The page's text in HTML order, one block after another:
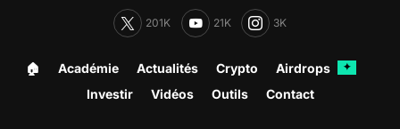
201K 21K 3K
🏠︎ Académie Actualités Crypto Airdrops ✦
Investir Vidéos Outils Contact